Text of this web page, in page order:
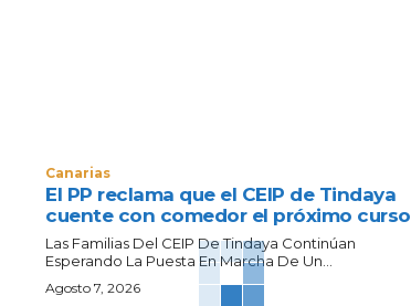
Canarias
El PP reclama que el CEIP de Tindaya
cuente con comedor el próximo curso
Las Familias Del CEIP De Tindaya Continúan
Esperando La Puesta En Marcha De Un...
Agosto 7, 2026